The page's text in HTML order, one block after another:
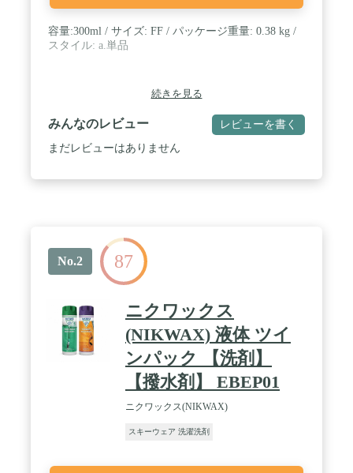
容量:300ml / サイズ: FF / パッケージ重量: 0.38 kg /
スタイル: a.単品
続きを見る
みんなのレビュー レビューを書く
まだレビューはありません
No.2 87
ニクワックス
(NIKWAX) 液体 ツイ
ンパック 【洗剤】
【撥水剤】 EBEP01
ニクワックス(NIKWAX)
スキーウェア 洗濯洗剤